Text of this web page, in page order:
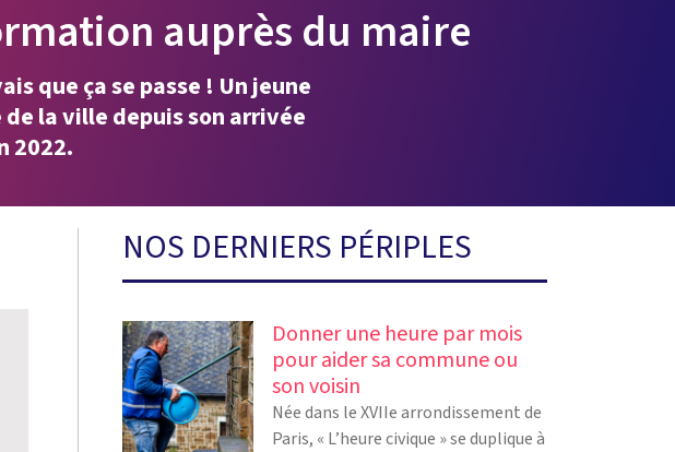
auprès du maire
que ça se passe ! Un jeune
la ville depuis son arrivée
2022.
NOS DERNIERS PÉRIPLES
Donner une heure par mois
pour aider sa commune ou
son voisin
Née dans le XVIIe arrondissement de
Paris, « L’heure civique » se duplique à